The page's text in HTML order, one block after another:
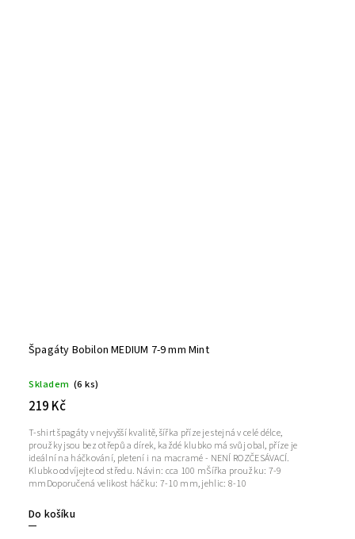
Špagáty Bobilon MEDIUM 7-9 mm Mint
Skladem (6 ks)
219 Kč
Do košíku
T-shirt špagáty v nejvyšší kvalitě, šířka příze je stejná v celé délce,
proužky jsou bez otřepů a dírek, každé klubko má svůj obal, příze je
ideální na háčkování, pletení i na macramé - NENÍ ROZČESÁVACÍ.
Klubko odvíjejte od středu. Návin: cca 100 mŠířka proužku: 7-9
mmDoporučená velikost háčku: 7-10 mm, jehlic: 8-10